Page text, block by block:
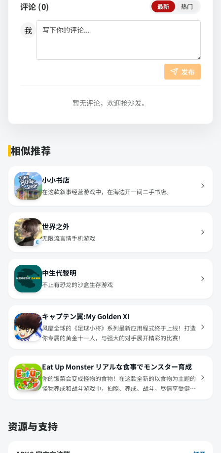
评论 (0) 最新 热门
我
发布
暂无评论，欢迎抢沙发。
相似推荐
小小书店
在这款叙事经营游戏中，在海边开一间二手书店。
世界之外
无限流言情手机游戏
中生代黎明
不止有恐龙的沙盒生存游戏
キャプテン翼:My Golden XI
风靡全球的《足球小将》系列最新应用程式终于上线！打造
你专属的黄金十一人，与强大的对手展开精彩的比赛！
Eat Up Monster リアルな食事でモンスター育成
你的饭菜会变成怪物的食物！在这款全新的以食物为主题的
怪物养成和战斗游戏中，拍照、养成、战斗，尽情享受健康
资源与支持